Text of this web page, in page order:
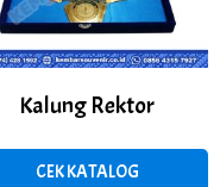
Kalung Rektor
CEK KATALOG